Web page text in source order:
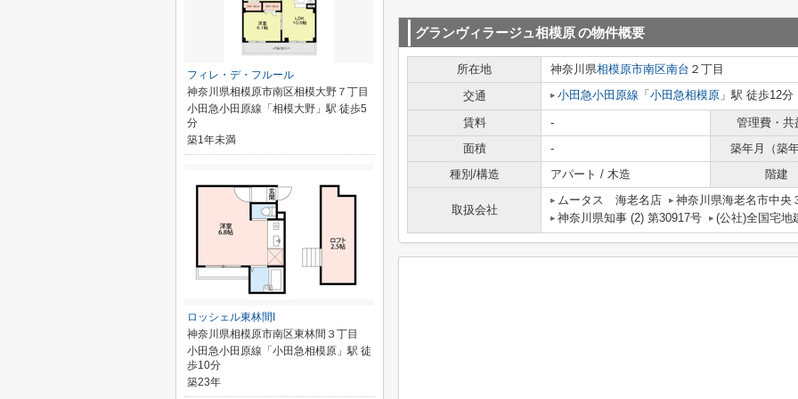
グランヴィラージュ相模原 の物件概要
所在地 神奈川県相模原市南区南台 ２丁目
交通
小田急小田原線 「 小田急相模原 」駅 徒歩12分
賃料 -
管理費・共
面積
-
築年月（築
種別/構造
アパート / 木造 階建
取扱会社
ムータス 海老名店
神奈川県海老名市中央
神奈川県知事 (2) 第30917号
(公社)全国宅地
フィレ・デ・フルール
神奈川県相模原市南区相模大野７丁目
小田急小田原線「相模大野」駅 徒歩5
分
築1年未満
ロッシェル東林間I
神奈川県相模原市南区東林間３丁目
小田急小田原線「小田急相模原」駅 徒
歩10分
築23年